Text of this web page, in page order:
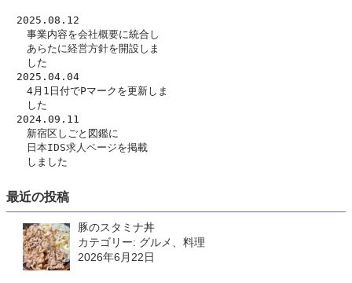
2025.08.12
事業内容を会社概要に統合し
あらたに経営方針を開設しま
した
2025.04.04
4月1日付でPマークを更新しま
した
2024.09.11
新宿区しごと図鑑に
日本IDS求人ページを掲載
しました
最近の投稿
豚のスタミナ丼
カテゴリー: グルメ、料理
2026年6月22日